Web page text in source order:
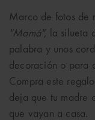
Marco de fotos de
"Mamá", la silueta
palabra y unos
decoración o para
Compra este
deja que tu madre
que vayan a casa.